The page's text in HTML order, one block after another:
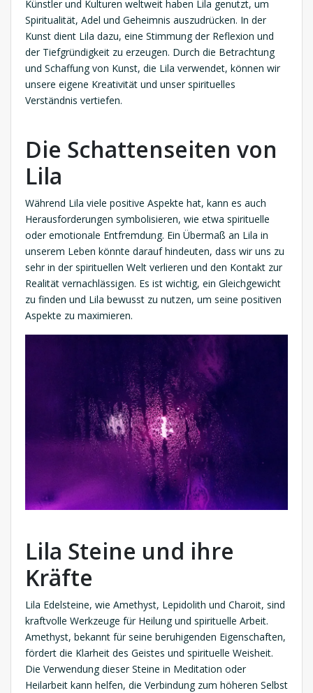
Künstler und Kulturen weltweit haben Lila genutzt, um
Spiritualität, Adel und Geheimnis auszudrücken. In der
Kunst dient Lila dazu, eine Stimmung der Reflexion und
der Tiefgründigkeit zu erzeugen. Durch die Betrachtung
und Schaffung von Kunst, die Lila verwendet, können wir
unsere eigene Kreativität und unser spirituelles
Verständnis vertiefen.
Die Schattenseiten von
Lila
Während Lila viele positive Aspekte hat, kann es auch
Herausforderungen symbolisieren, wie etwa spirituelle
oder emotionale Entfremdung. Ein Übermaß an Lila in
unserem Leben könnte darauf hindeuten, dass wir uns zu
sehr in der spirituellen Welt verlieren und den Kontakt zur
Realität vernachlässigen. Es ist wichtig, ein Gleichgewicht
zu finden und Lila bewusst zu nutzen, um seine positiven
Aspekte zu maximieren.
Lila Steine und ihre
Kräfte
Lila Edelsteine, wie Amethyst, Lepidolith und Charoit, sind
kraftvolle Werkzeuge für Heilung und spirituelle Arbeit.
Amethyst, bekannt für seine beruhigenden Eigenschaften,
fördert die Klarheit des Geistes und spirituelle Weisheit.
Die Verwendung dieser Steine in Meditation oder
Heilarbeit kann helfen, die Verbindung zum höheren Selbst